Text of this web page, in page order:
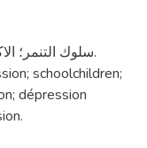
سلوك التنمر؛
schoolchildren;
dépression